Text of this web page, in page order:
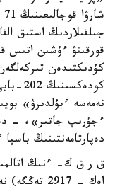
جىلقىلاردىڭ استىق
قورقىتۋ ءۇشىن اتىس
كۇدىكتىدەن
نەمەسە ءبۇلدىرۋ»
ءجۇرىپ جاتىر»، -
دەپارتامەنتىنىڭ